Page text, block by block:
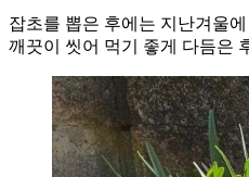
잡초를 뽑은 후에는 지난겨울
깨끗이 씻어 먹기 좋게 다듬은